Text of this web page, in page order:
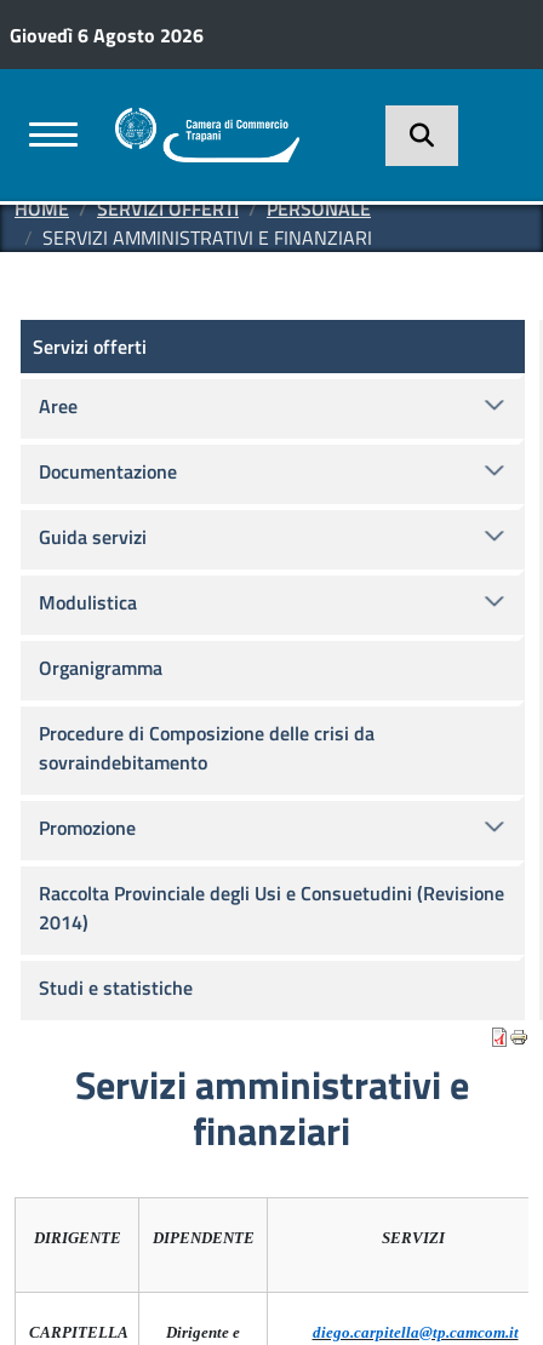
Giovedì 6 Agosto 2026
HOME SERVIZI OFFERTI
PERSONALE
SERVIZI AMMINISTRATIVI E FINANZIARI
Servizi amministrativi e
finanziari
DIRIGENTE DIPENDENTE SERVIZI
CARPITELLA
Dirigente e
diego.carpitella@tp.camcom.it
Servizi offerti
Servizi offerti
Aree
Documentazione
Guida servizi
Modulistica
Organigramma
Procedure di Composizione delle crisi da
sovraindebitamento
Promozione
Raccolta Provinciale degli Usi e Consuetudini (Revisione
2014)
Studi e statistiche